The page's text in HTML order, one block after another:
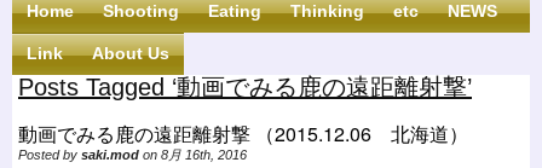
Home Shooting Eating Thinking etc NEWS
Link About Us
Posts Tagged ‘動画でみる鹿の遠距離射撃’
動画でみる鹿の遠距離射撃 （2015.12.06 北海道）
Posted by saki.mod on 8月 16th, 2016